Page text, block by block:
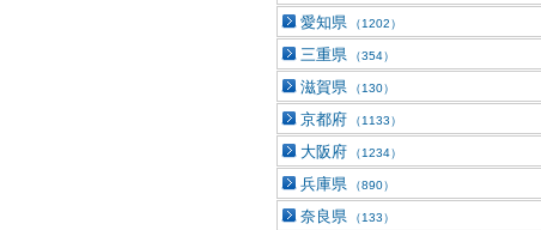
愛知県 （1202）
三重県 （354）
滋賀県 （130）
京都府 （1133）
大阪府 （1234）
兵庫県 （890）
奈良県 （133）